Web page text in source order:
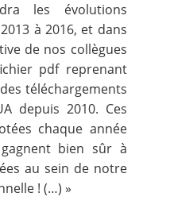
les évolutions
à 2016, et dans
de nos collègues
pdf reprenant
téléchargements
depuis 2010. Ces
chaque année
bien sûr à
au sein de notre
! (…) »